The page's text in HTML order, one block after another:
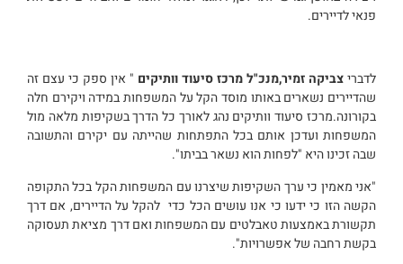
פנאי לדיירים.
לדבריצביקה זמיר,מנכ"ל מרכז סיעוד וותיקים " אין ספק כי עצם זה
שהדיירים נשארים באותו מוסד הקל על המשפחות במידה ויקירם חלה
בקורונה.מרכז סיעוד וותיקים נהג לאורך כל הדרך בשקיפות מלאה מול
המשפחות ועדכן אותם בכל התפתחות שהייתה עם יקירם והתשובה
שבה זכינו היא "לפחות הוא נשאר בביתו".
"אני מאמין כי ערך השקיפות שיצרנו עם המשפחות הקל בכל התקופה
הקשה הזו כי ידעו כי אנו עושים הכל כדי להקל על הדיירים, אם דרך
תקשורת באמצעות טאבלטים עם המשפחות ואם דרך מציאת תעסוקה
בקשת רחבה של אפשרויות".